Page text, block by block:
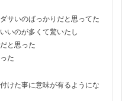
サいのばっかりだと思ってた
いのが多くて驚いたし
と思った
た
けた事に意味が有るようにな